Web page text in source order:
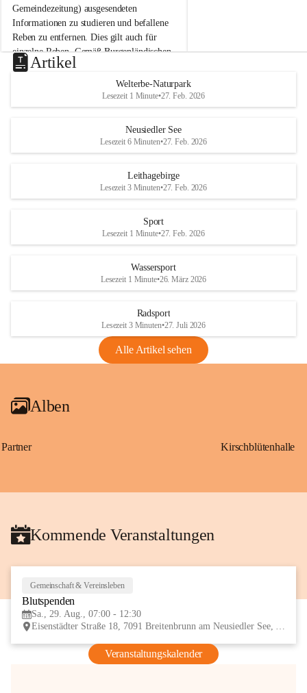
a
m
N
e
u
s
d
S
Gemeindezeitung) ausgesendeten
Informationen zu studieren und befallene
Reben zu entfernen. Dies gilt auch für
einzelne Reben. Gemäß Burgenländischen
Weinbaugesetz sind nicht gepflegte oder
unzulässige Weingärten zu roden! Bitte
helfen wir zusammen um unsere Winzer
vor den prognostizierten Ernteausfällen
und den daraus folgenden wirtschaftlichen
Maßnahmen zur Bekämpfung
Rebe und der Amerikanischen
Anhang VBl. EU Nr. 18
1 Seite•1,4 MB
VBl. EU Nr. 18_2026
u
e
d
r
S
Artikel
Welterbe-Naturpark
Lesezeit 1 Minute•27. Feb. 2026
Neusiedler See
Lesezeit 6 Minuten•27. Feb. 2026
Leithagebirge
Lesezeit 3 Minuten•27. Feb. 2026
Sport
Lesezeit 1 Minute•27. Feb. 2026
Wassersport
Lesezeit 1 Minute•26. März 2026
Radsport
Lesezeit 3 Minuten•27. Juli 2026
Alle Artikel sehen
Alben
Partner Kirschblütenhalle
Kommende Veranstaltungen
Gemeinschaft & Vereinsleben
Blutspenden
Sa., 29. Aug., 07:00 - 12:30
Eisenstädter Straße 18, 7091 Breitenbrunn am Neusiedler See, AUT
Veranstaltungskalender